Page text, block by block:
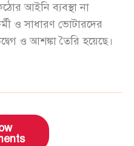
আইনি ব্যবস্থা না
ও সাধারণ ভোটারদের
ও আশঙ্কা তৈরি হয়েছে।